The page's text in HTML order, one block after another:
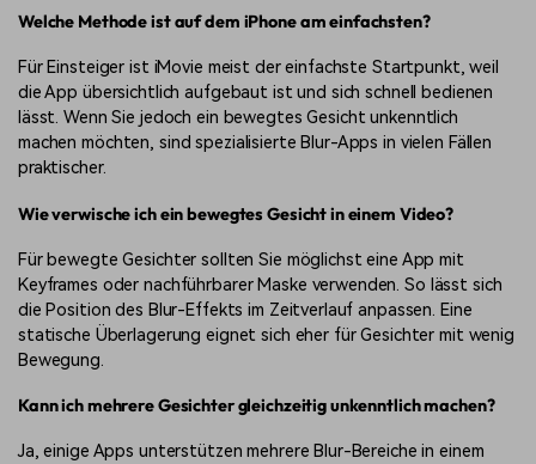
Welche Methode ist auf dem iPhone am einfachsten?
Für Einsteiger ist iMovie meist der einfachste Startpunkt, weil
die App übersichtlich aufgebaut ist und sich schnell bedienen
lässt. Wenn Sie jedoch ein bewegtes Gesicht unkenntlich
machen möchten, sind spezialisierte Blur-Apps in vielen Fällen
praktischer.
Wie verwische ich ein bewegtes Gesicht in einem Video?
Für bewegte Gesichter sollten Sie möglichst eine App mit
Keyframes oder nachführbarer Maske verwenden. So lässt sich
die Position des Blur-Effekts im Zeitverlauf anpassen. Eine
statische Überlagerung eignet sich eher für Gesichter mit wenig
Bewegung.
Kann ich mehrere Gesichter gleichzeitig unkenntlich machen?
Ja, einige Apps unterstützen mehrere Blur-Bereiche in einem